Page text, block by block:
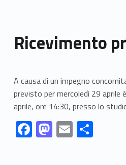
Ricevimento
A causa di un impegno
previsto per mercoledì 29
aprile, ore 14:30, presso lo
Link identifier #identifier__125625-1
F
ac
Link identifier #identifier__20533-2 M
as
Link identifier #identifier__167721-3 E
m
Link identifier #identifier__187782-4 S